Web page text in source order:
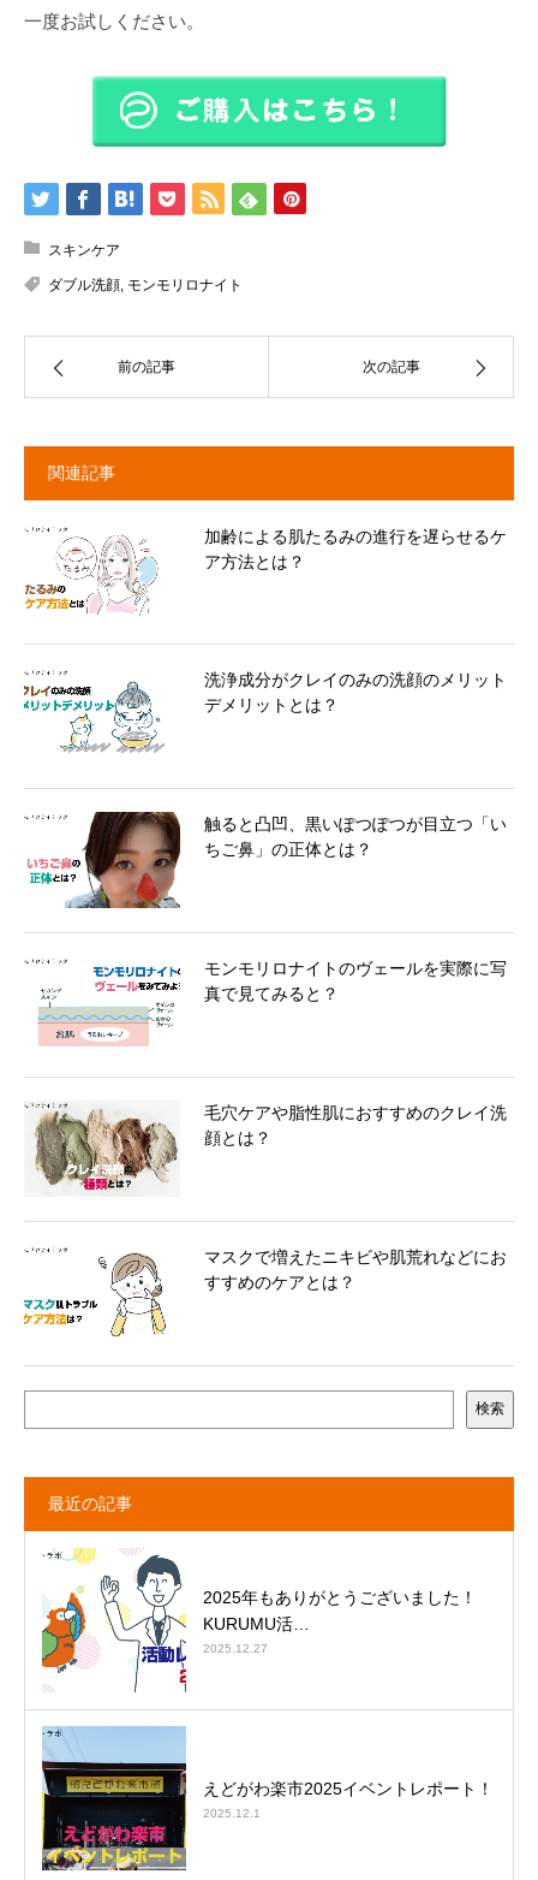
一度お試しください。
スキンケア
ダブル洗顔 モンモリロナイト
前の記事 次の記事
関連記事
加齢による肌たるみの進行を遅らせるケ
ア方法とは？
洗浄成分がクレイのみの洗顔のメリット
デメリットとは？
触ると凸凹、黒いぽつぽつが目立つ「い
ちご鼻」の正体とは？
モンモリロナイトのヴェールを実際に写
真で見てみると？
毛穴ケアや脂性肌におすすめのクレイ洗
顔とは？
マスクで増えたニキビや肌荒れなどにお
すすめのケアとは？
検索
最近の記事
2025年もありがとうございました！
KURUMU活…
2025.12.27
えどがわ楽市2025イベントレポート！
2025.12.1